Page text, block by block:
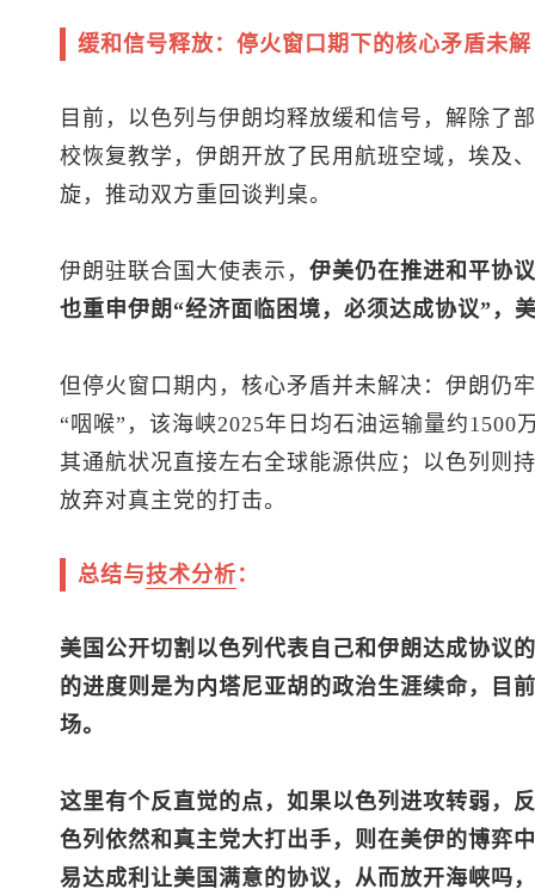
缓和信号释放：停火窗口期下的核心矛盾未解
目前，以色列与伊朗均释放缓和信号，解除
校恢复教学，伊朗开放了民用航班空域，埃及
旋，推动双方重回谈判桌。
伊朗驻联合国大使表示， 伊美仍在推进和平协
也重申伊朗“经济面临困境，必须达成协议”，
但停火窗口期内，核心矛盾并未解决：伊朗仍
“咽喉”，该海峡2025年日均石油运输量约1500
其通航状况直接左右全球能源供应；以色列则
放弃对真主党的打击。
总结与技术分析 ：
美国公开切割以色列代表自己和伊朗达成协议
的进度则是为内塔尼亚胡的政治生涯续命，目
场。
这里有个反直觉的点，如果以色列进攻转弱，
色列依然和真主党大打出手，则在美伊的博弈
易达成利让美国满意的协议，从而放开海峡吗